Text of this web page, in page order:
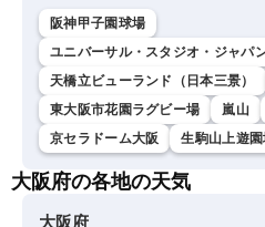
阪神甲子園球場
ユニバーサル・スタジオ・ジャパ
天橋立ビューランド（日本三景）
東大阪市花園ラグビー場
嵐山
京セラドーム大阪
生駒山上遊
大阪府の各地の天気
大阪府